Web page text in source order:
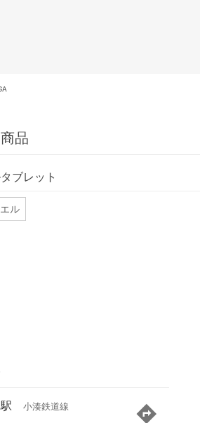
品
ブレット
ル
小湊鉄道線